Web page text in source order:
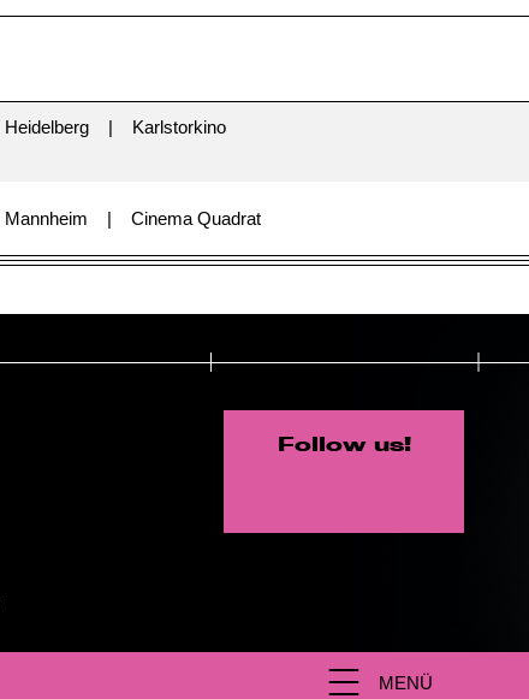
Heidelberg Karlstorkino
Mannheim Cinema Quadrat
Follow us!